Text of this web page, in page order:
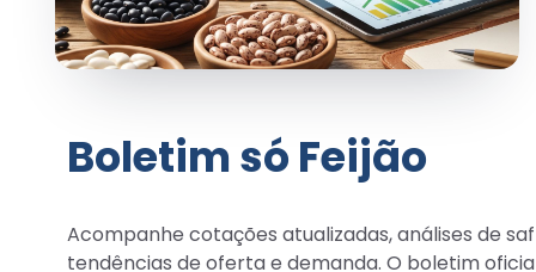
Boletim só Feijão
Acompanhe cotações atualizadas, análises de
tendências de oferta e demanda. O boletim